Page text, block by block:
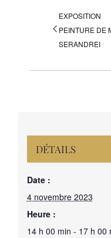
EXPOSITION
PEINTURE DE
SERANDREI
DÉTAILS
Date :
4 novembre 2023
Heure :
14 h 00 min - 17 h 00